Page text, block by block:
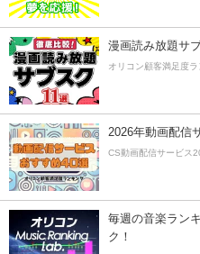
漫画読み放題サ
オリコン顧客満足度
2026年動画配信
CS動画配信サービス
毎週の音楽ラン
ク！